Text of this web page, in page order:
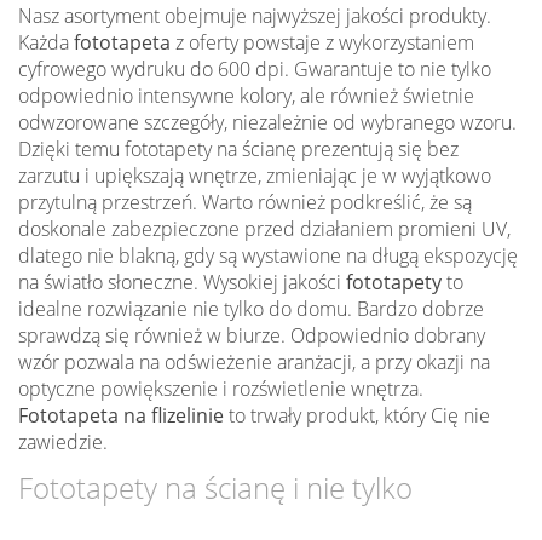
Nasz asortyment obejmuje najwyższej jakości produkty.
Każdafototapeta z oferty powstaje z wykorzystaniem
cyfrowego wydruku do 600 dpi. Gwarantuje to nie tylko
odpowiednio intensywne kolory, ale również świetnie
odwzorowane szczegóły, niezależnie od wybranego wzoru.
Dzięki temu fototapety na ścianę prezentują się bez
zarzutu i upiększają wnętrze, zmieniając je w wyjątkowo
przytulną przestrzeń. Warto również podkreślić, że są
doskonale zabezpieczone przed działaniem promieni UV,
dlatego nie blakną, gdy są wystawione na długą ekspozycję
na światło słoneczne. Wysokiej jakości fototapetyto
idealne rozwiązanie nie tylko do domu. Bardzo dobrze
sprawdzą się również w biurze. Odpowiednio dobrany
wzór pozwala na odświeżenie aranżacji, a przy okazji na
optyczne powiększenie i rozświetlenie wnętrza.
Fototapeta na flizelinieto trwały produkt, który Cię nie
zawiedzie.
Fototapety na ścianę i nie tylko